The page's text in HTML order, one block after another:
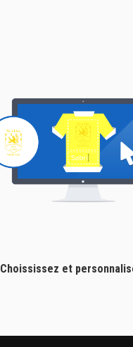
Choississez et